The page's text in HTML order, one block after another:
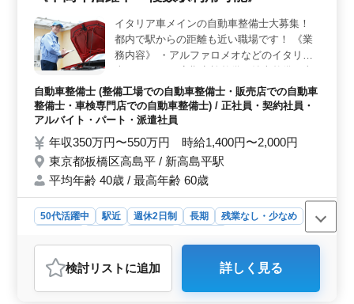
たなチャレンジができる場です。 ＜充実した待遇
＞ 雇用形態は正社員・契約社員・派遣社員から選択可
能です。車通勤も可能で、通勤手当も全額支給されま
す。さらに、福利厚生も整っており、雇用・労災・健
康・厚生の面でも安心して働けます。長期的なキャリア
形成を目指す方にも最適な環境が整っています。
イタリア車メインの自動車整備士大募集！
都内で駅からの距離も近い職場です！ 《業
務内容》 ・アルファロメオなどのイタリア
検対応 ・部品の交換・取り付け・補修 ・ト
ラブルシューティング時の整備業務全般 ・
お客さんの見積もり対応 ・フロント業務一
部あり ・カーナビ・ETCの設置 ・オーディ
オ・ナビ等の取付け ＊50歳以上も活躍中 ＊
是非今までの経験を活かしてください！
自動車整備士 (整備工場での自動車整備士・販売店での自動車
整備士・車検専門店での自動車整備士) / 正社員・契約社員・
アルバイト・パート・派遣社員
年収350万円〜550万円 時給1,400円〜2,000円
東京都板橋区高島平 / 新高島平駅
平均年齢 40歳 / 最高年齢 60歳
50代活躍中 駅近 週休2日制 長期
残業なし・少なめ
自動車整備士
おすすめポイント
＜イタリア車メインの自動車整備のお仕事＞ 東京都板
検討リスト に追加 詳しく見る